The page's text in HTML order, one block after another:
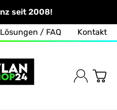
& Schnell!
Lösungen / FAQ Kontakt